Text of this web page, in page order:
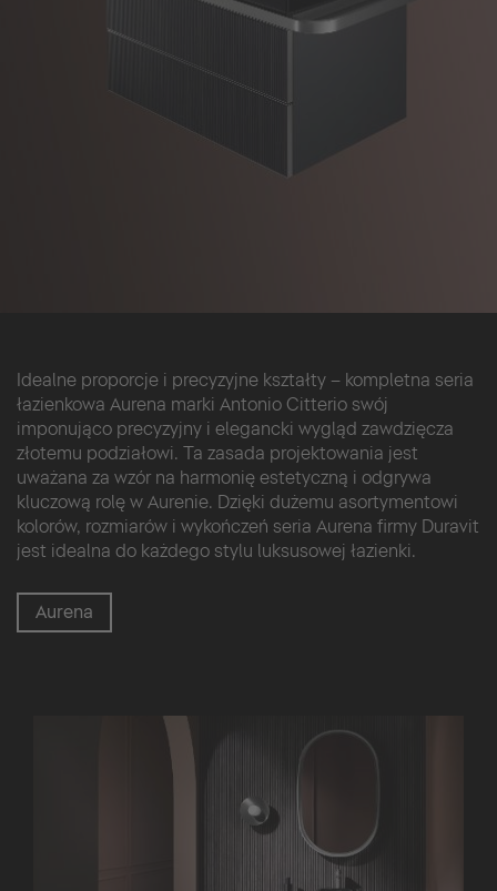
Idealne proporcje i precyzyjne kształty – kompletna seria
łazienkowa Aurena marki Antonio Citterio swój
imponująco precyzyjny i elegancki wygląd zawdzięcza
złotemu podziałowi. Ta zasada projektowania jest
uważana za wzór na harmonię estetyczną i odgrywa
kluczową rolę w Aurenie. Dzięki dużemu asortymentowi
kolorów, rozmiarów i wykończeń seria Aurena firmy Duravit
jest idealna do każdego stylu luksusowej łazienki.
Aurena